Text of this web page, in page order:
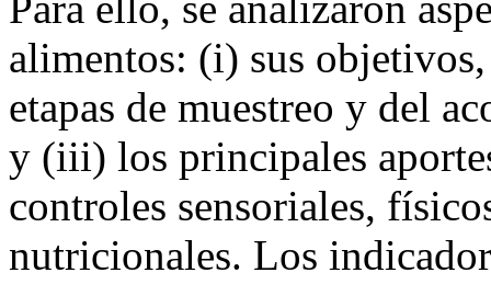
alimentos: (i) sus
etapas de muestreo y del
y (iii) los principales
controles sensoriales,
nutricionales. Los